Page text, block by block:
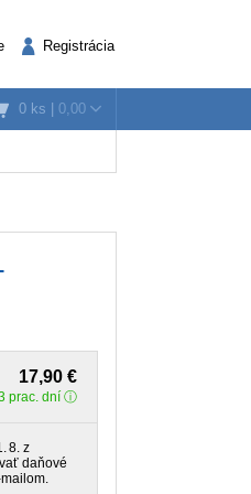
Registrácia
0 ks | 0,00
správa
17,90 €
prac. dní
8. z
daňové